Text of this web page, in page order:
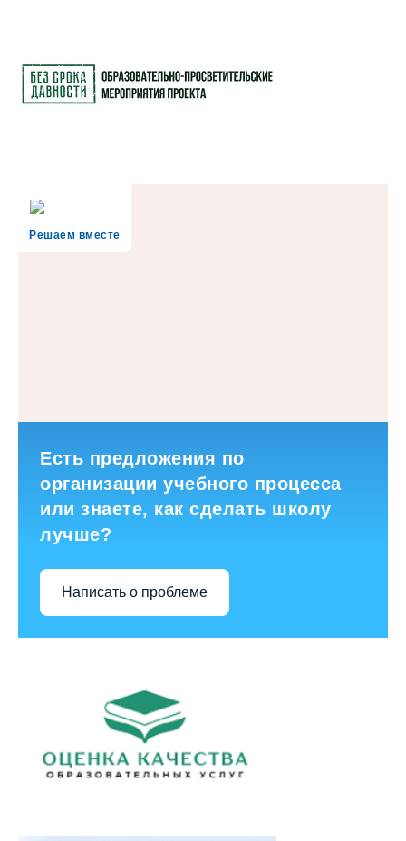
Решаем вместе
Есть предложения по
организации учебного процесса
или знаете, как сделать школу
лучше?
Написать о проблеме